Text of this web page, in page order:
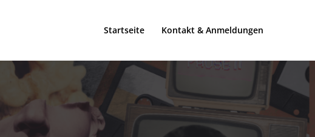
Startseite Kontakt & Anmeldungen